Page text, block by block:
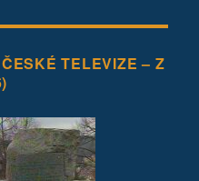
TELEVIZE – Z